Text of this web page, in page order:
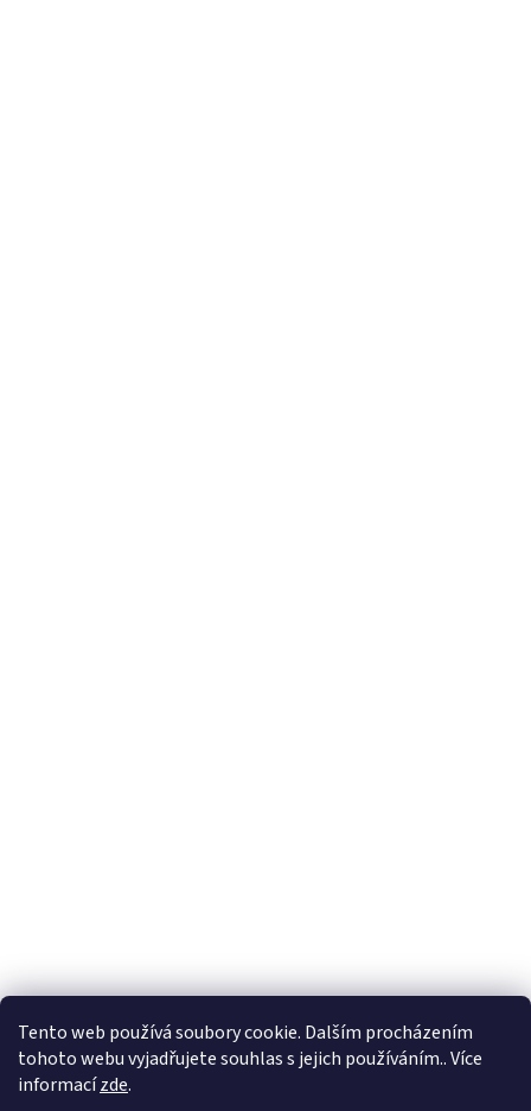
Tento web používá soubory cookie. Dalším procházením
tohoto webu vyjadřujete souhlas s jejich používáním.. Více
informacízde.